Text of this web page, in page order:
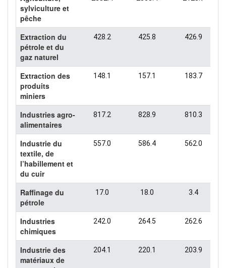
sylviculture et
pêche
Extraction du
pétrole et du
gaz naturel
428.2 425.8 426.9
Extraction des
produits
miniers
148.1 157.1 183.7
Industries agro-
alimentaires
817.2 828.9 810.3
Industrie du
textile, de
l’habillement et
du cuir
557.0 586.4 562.0
Raffinage du
pétrole
17.0 18.0 3.4
Industries
chimiques
242.0 264.5 262.6
Industrie des
matériaux de
204.1 220.1 203.9